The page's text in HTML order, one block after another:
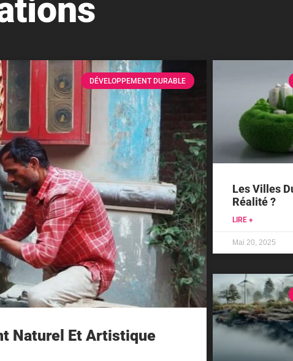
DÉVELOPPEMENT DURABLE
Naturel Et Artistique
Les Villes
Réalité ?
LIRE +
Mai 20, 2025